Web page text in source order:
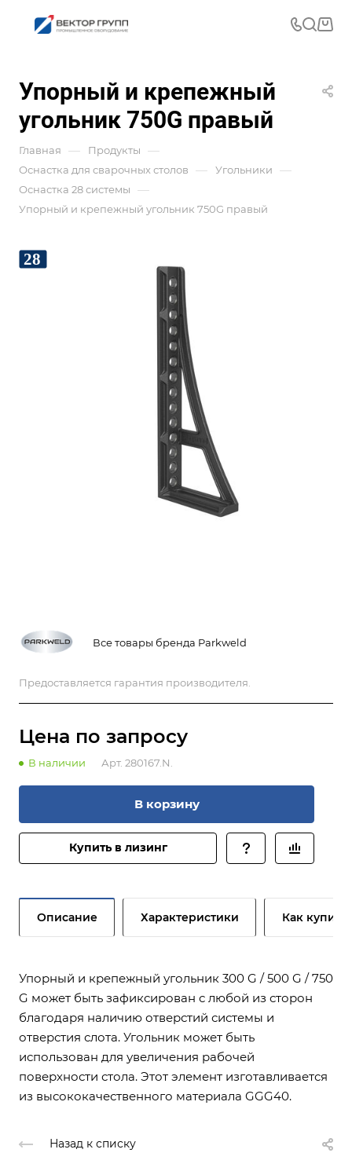
Упорный и крепежный
угольник 750G правый
Главная — Продукты —
Оснастка для сварочных столов — Угольники —
Оснастка 28 системы —
Упорный и крепежный угольник 750G правый
Все товары бренда Parkweld
Предоставляется гарантия производителя.
Цена по запросу
В наличии Арт. 280167.N.
В корзину
Купить в лизинг
Описание Характеристики Как купить
Упорный и крепежный угольник 300 G / 500 G / 750
G может быть зафиксирован с любой из сторон
благодаря наличию отверстий системы и
отверстия слота. Угольник может быть
использован для увеличения рабочей
поверхности стола. Этот элемент изготавливается
из высококачественного материала GGG40.
Назад к списку